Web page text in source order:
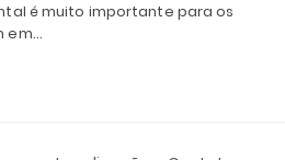
é muito importante para os
em…